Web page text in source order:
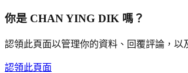
你是 CHAN YING DIK 嗎？
認領此頁面以管理你的資料、回覆評論，以
認領此頁面